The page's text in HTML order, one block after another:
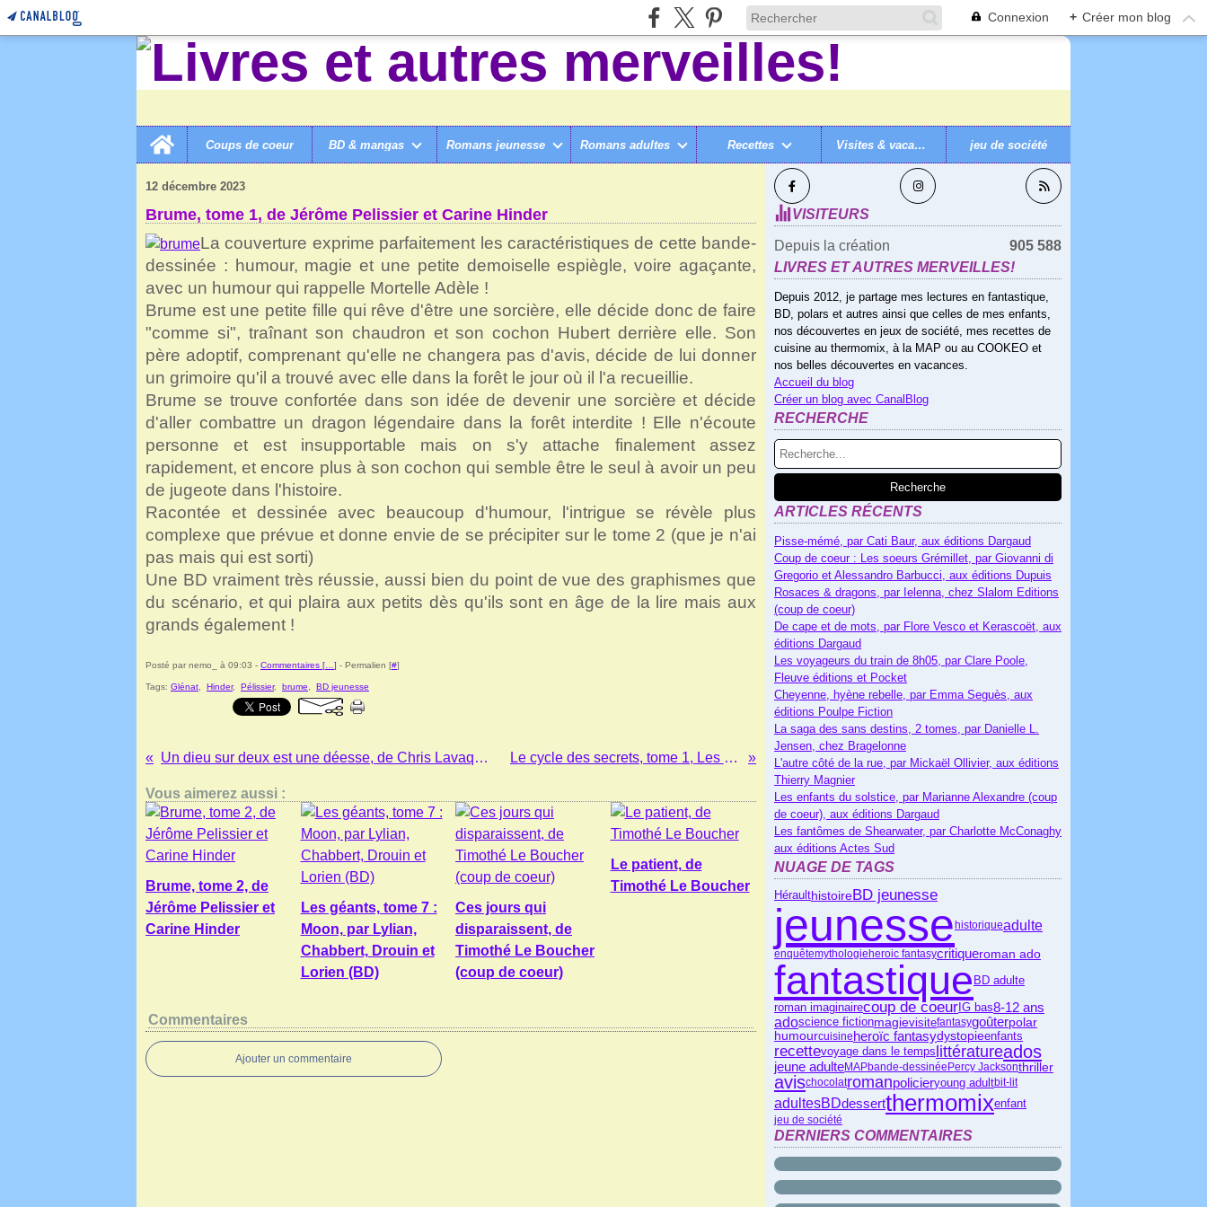
Connexion + Créer mon blog
Home
Coups de coeur
BD & mangas Romans jeunesse Romans adultes Recettes Visites & vacances jeu de société
LIVRES ET AUTRES MERVEILLES! > CATEGORIES > BRUME, TOME 1, DE JÉRÔME PELISSIER ET CARINE HINDER
12 décembre 2023
Brume, tome 1, de Jérôme Pelissier et Carine Hinder
La couverture exprime parfaitement les caractéristiques de cette bande-
dessinée : humour, magie et une petite demoiselle espiègle, voire agaçante,
avec un humour qui rappelle Mortelle Adèle !
Brume est une petite fille qui rêve d'être une sorcière, elle décide donc de faire
"comme si", traînant son chaudron et son cochon Hubert derrière elle. Son
père adoptif, comprenant qu'elle ne changera pas d'avis, décide de lui donner
un grimoire qu'il a trouvé avec elle dans la forêt le jour où il l'a recueillie.
Brume se trouve confortée dans son idée de devenir une sorcière et décide
d'aller combattre un dragon légendaire dans la forêt interdite ! Elle n'écoute
personne et est insupportable mais on s'y attache finalement assez
rapidement, et encore plus à son cochon qui semble être le seul à avoir un peu
de jugeote dans l'histoire.
Racontée et dessinée avec beaucoup d'humour, l'intrigue se révèle plus
complexe que prévue et donne envie de se précipiter sur le tome 2 (que je n'ai
pas mais qui est sorti)
Une BD vraiment très réussie, aussi bien du point de vue des graphismes que
du scénario, et qui plaira aux petits dès qu'ils sont en âge de la lire mais aux
grands également !
Posté par nemo_ à 09:03 - Commentaires [ ] - Permalien [#]
Tags: Glénat Hinder, Pélissier, brume BD jeunesse
Un dieu sur deux est une déesse, de Chris Lavaquerie-Klein, Laurence Paix-Rusterholtz et Clémence Pollet Le cycle des secrets, tome 1, Les marches des géants, de Manon Fargetton
Vous aimerez aussi :
Brume, tome 2, de
Jérôme Pelissier et
Carine Hinder
Les géants, tome 7 :
Moon, par Lylian,
Chabbert, Drouin et
Lorien (BD)
Ces jours qui
disparaissent, de
Timothé Le Boucher
(coup de coeur)
Le patient, de
Timothé Le Boucher
Commentaires
Ajouter un commentaire
SUIVEZ-MOI
VISITEURS
Depuis la création
905 588
LIVRES ET AUTRES MERVEILLES!
Depuis 2012, je partage mes lectures en fantastique,
BD, polars et autres ainsi que celles de mes enfants,
nos découvertes en jeux de société, mes recettes de
cuisine au thermomix, à la MAP ou au COOKEO et
nos belles découvertes en vacances.
Accueil du blog
Créer un blog avec CanalBlog
RECHERCHE
ARTICLES RÉCENTS
Pisse-mémé, par Cati Baur, aux éditions Dargaud
Coup de coeur : Les soeurs Grémillet, par Giovanni di
Gregorio et Alessandro Barbucci, aux éditions Dupuis
Rosaces & dragons, par Ielenna, chez Slalom Editions
(coup de coeur)
De cape et de mots, par Flore Vesco et Kerascoët, aux
éditions Dargaud
Les voyageurs du train de 8h05, par Clare Poole,
Fleuve éditions et Pocket
Cheyenne, hyène rebelle, par Emma Seguès, aux
éditions Poulpe Fiction
La saga des sans destins, 2 tomes, par Danielle L.
Jensen, chez Bragelonne
L'autre côté de la rue, par Mickaël Ollivier, aux éditions
Thierry Magnier
Les enfants du solstice, par Marianne Alexandre (coup
de coeur), aux éditions Dargaud
Les fantômes de Shearwater, par Charlotte McConaghy
aux éditions Actes Sud
NUAGE DE TAGS
HéraulthistoireBD jeunesse
jeunesse historiqueadulte
enquêtemythologie heroic fantasycritiqueroman ado
fantastique BD adulte
roman imaginairecoup de coeur IG bas8-12 ans
adoscience fictionmagievisitefantasygoûterpolar
humourcuisineheroïc fantasydystopieenfants
recettevoyage dans le tempslittératureados
jeune adulteMAPbande-dessinée Percy Jacksonthriller
avischocolatromanpolicieryoung adultbit-lit
adultesBDdessertthermomixenfant
jeu de société
DERNIERS COMMENTAIRES